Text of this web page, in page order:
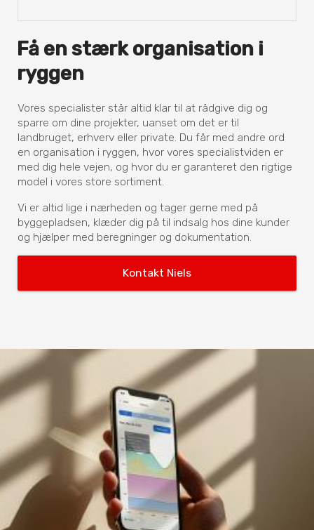
Få en stærk organisation i
ryggen
Vores specialister står altid klar til at rådgive dig og
sparre om dine projekter, uanset om det er til
landbruget, erhverv eller private. Du får med andre ord
en organisation i ryggen, hvor vores specialistviden er
med dig hele vejen, og hvor du er garanteret den rigtige
model i vores store sortiment.
Vi er altid lige i nærheden og tager gerne med på
byggepladsen, klæder dig på til indsalg hos dine kunder
og hjælper med beregninger og dokumentation.
Kontakt Niels